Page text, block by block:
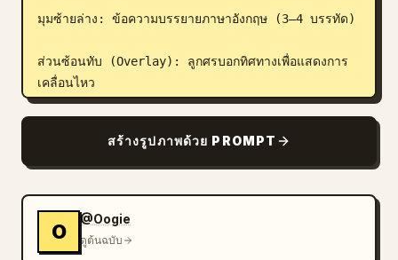
มุมซ้ายล่าง: ข้อความบรรยายภาษาอังกฤษ (3–4 บรรทัด)
ส่วนซ้อนทับ (Overlay): ลูกศรบอกทิศทางเพื่อแสดงการ
เคลื่อนไหว
ลูกศรโค้ง ลูกศรตรง และตัวบ่งชี้การหมุนเป็นวงกลมที่วาง
อยู่รอบตัวละครเพื่อแสดงทิศทางและการไหลของการ
[RENDERING STYLE]
สไตล์งานปั้น 3D ที่มีความละเอียดสูง, แสงสตูดิโอแบบนุ่ม
สร้างรูปภาพด้วย PROMPT
O
@Oogie
ดูต้นฉบับ